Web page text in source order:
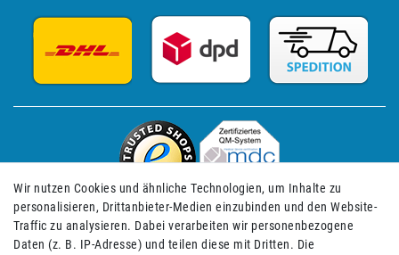
Wir nutzen Cookies und ähnliche Technologien, um Inhalte zu
personalisieren, Drittanbieter-Medien einzubinden und den Website-
Traffic zu analysieren. Dabei verarbeiten wir personenbezogene
Daten (z. B. IP-Adresse) und teilen diese mit Dritten. Die